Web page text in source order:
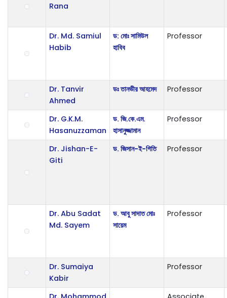
Rana
Dr. Md. Samiul
Habib
ড: মোঃ সামিউল
হাবিব
Professor
Dr. Tanvir
Ahmed
ডঃ তানভীর আহমেদ Professor
Dr. G.K.M.
Hasanuzzaman
ড. জি.কে.এম.
হাসানুজ্জামান
Professor
Dr. Jishan-E-
Giti
ড. জিসান-ই-গিতি Professor
Dr. Abu Sadat
Md. Sayem
ড. আবু সাদাত মোঃ
সায়েম
Professor
Dr. Sumaiya
Kabir
Professor